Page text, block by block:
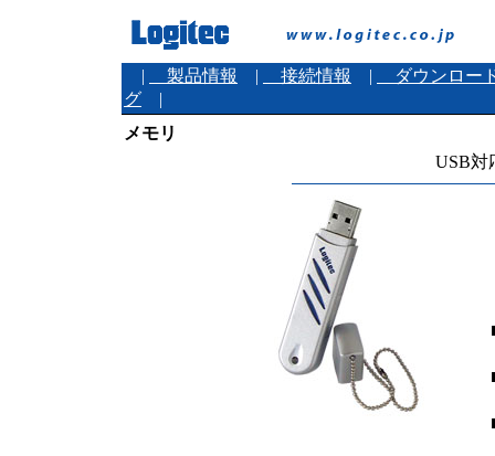
| 製品情報 | 接続情報 |
ダウンロー
グ |
メモリ
USB対